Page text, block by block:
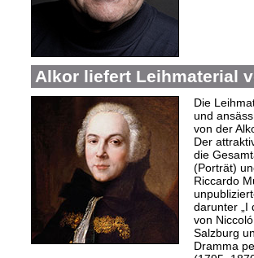
Alkor liefert Leihmaterial
Die
und
von der
Der
die
(Porträt)
Riccardo
darunter „I
von
Salzburg
Dramma